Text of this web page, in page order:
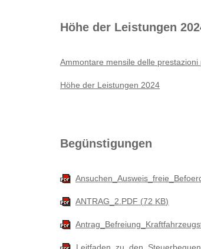
Höhe der Leistungen
Ammontare mensile delle prestazioni
Höhe der Leistungen 2024
Begünstigungen
ANTRAG_2.PDF 72 KB